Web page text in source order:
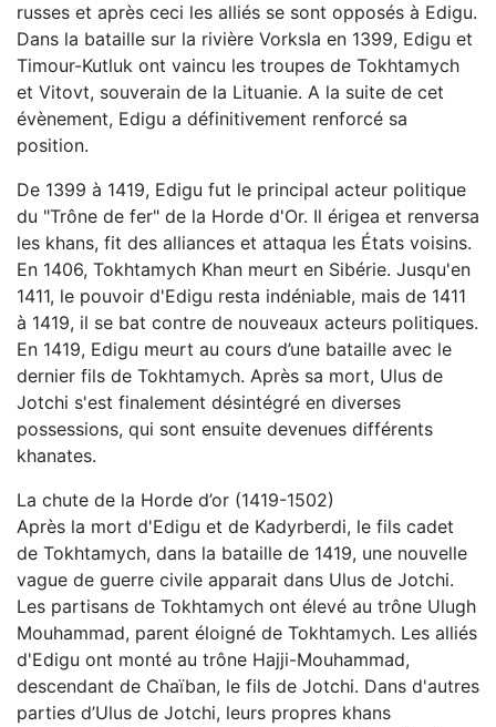
russes et après ceci les alliés se sont opposés à Edigu.
Dans la bataille sur la rivière Vorksla en 1399, Edigu et
Timour-Kutluk ont vaincu les troupes de Tokhtamych
et Vitovt, souverain de la Lituanie. A la suite de cet
évènement, Edigu a définitivement renforcé sa
position.
De 1399 à 1419, Edigu fut le principal acteur politique
du "Trône de fer" de la Horde d'Or. Il érigea et renversa
les khans, fit des alliances et attaqua les États voisins.
En 1406, Tokhtamych Khan meurt en Sibérie. Jusqu'en
1411, le pouvoir d'Edigu resta indéniable, mais de 1411
à 1419, il se bat contre de nouveaux acteurs politiques.
En 1419, Edigu meurt au cours d’une bataille avec le
dernier fils de Tokhtamych. Après sa mort, Ulus de
Jotchi s'est finalement désintégré en diverses
possessions, qui sont ensuite devenues différents
khanates.
La chute de la Horde d’or (1419-1502)
Après la mort d'Edigu et de Kadyrberdi, le fils cadet
de Tokhtamych, dans la bataille de 1419, une nouvelle
vague de guerre civile apparait dans Ulus de Jotchi.
Les partisans de Tokhtamych ont élevé au trône Ulugh
Mouhammad, parent éloigné de Tokhtamych. Les alliés
d'Edigu ont monté au trône Hajji-Mouhammad,
descendant de Chaïban, le fils de Jotchi. Dans d'autres
parties d’Ulus de Jotchi, leurs propres khans